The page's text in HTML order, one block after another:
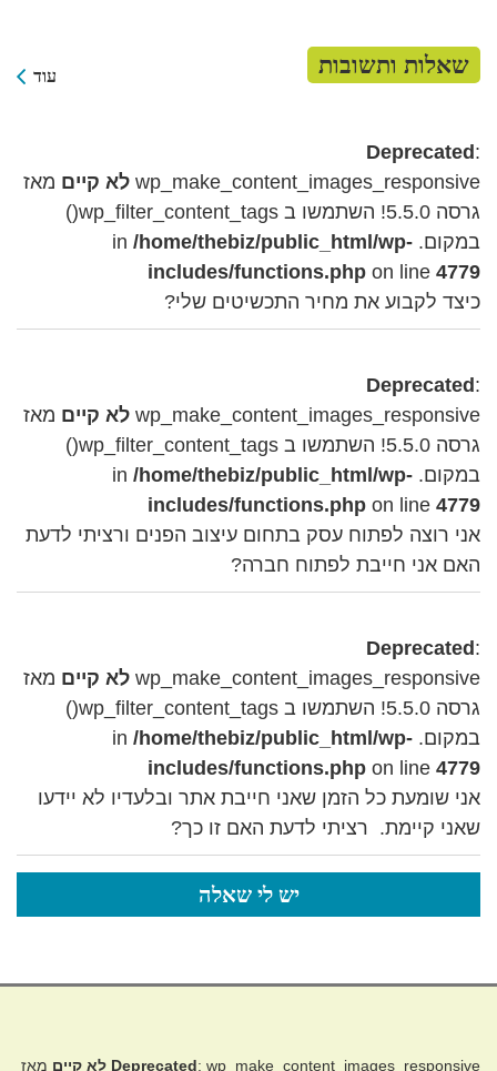
שאלות ותשובות עוד
Deprecated :
wp_make_content_images_responsive לא קיים מאז
גרסה 5.5.0! השתמשו ב wp_filter_content_tags()
במקום. in /home/thebiz/public_html/wp-
includes/functions.php on line 4779
כיצד לקבוע את מחיר התכשיטים שלי?
Deprecated :
wp_make_content_images_responsive לא קיים מאז
גרסה 5.5.0! השתמשו ב wp_filter_content_tags()
במקום. in /home/thebiz/public_html/wp-
includes/functions.php on line 4779
אני רוצה לפתוח עסק בתחום עיצוב הפנים ורציתי לדעת
האם אני חייבת לפתוח חברה?
Deprecated :
wp_make_content_images_responsive לא קיים מאז
גרסה 5.5.0! השתמשו ב wp_filter_content_tags()
במקום. in /home/thebiz/public_html/wp-
includes/functions.php on line 4779
אני שומעת כל הזמן שאני חייבת אתר ובלעדיו לא יידעו
שאני קיימת. רציתי לדעת האם זו כך?
יש לי שאלה
Deprecated: wp_make_content_images_responsive לא קיים מאז